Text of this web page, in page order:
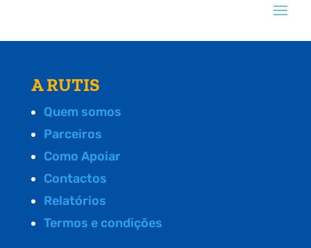
A RUTIS
Quem somos
Parceiros
Como Apoiar
Contactos
Relatórios
Termos e condições